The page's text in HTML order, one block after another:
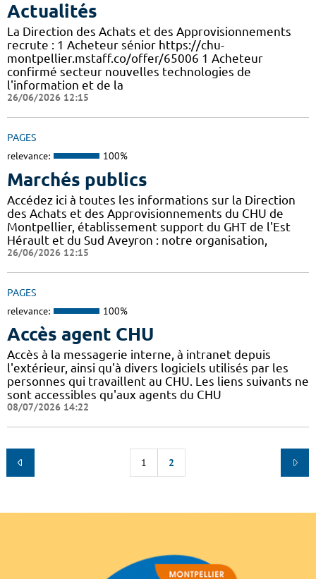
Actualités
La Direction des Achats et des Approvisionnements
recrute : 1 Acheteur sénior https://chu-
montpellier.mstaff.co/offer/65006 1 Acheteur
confirmé secteur nouvelles technologies de
l'information et de la
26/06/2026 12:15
PAGES
relevance: 100%
Marchés publics
Accédez ici à toutes les informations sur la Direction
des Achats et des Approvisionnements du CHU de
Montpellier, établissement support du GHT de l'Est
Hérault et du Sud Aveyron : notre organisation,
26/06/2026 12:15
PAGES
relevance: 100%
Accès agent CHU
Accès à la messagerie interne, à intranet depuis
l'extérieur, ainsi qu'à divers logiciels utilisés par les
personnes qui travaillent au CHU. Les liens suivants ne
sont accessibles qu'aux agents du CHU
08/07/2026 14:22
1 2